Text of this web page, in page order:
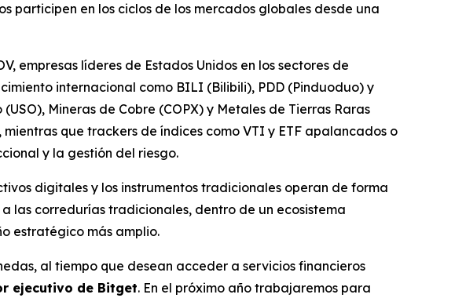
participen en los ciclos de los mercados globales desde una
empresas líderes de Estados Unidos en los sectores de
internacional como BILI (Bilibili), PDD (Pinduoduo) y
Mineras de Cobre (COPX) y Metales de Tierras Raras
que trackers de índices como VTI y ETF apalancados o
y la gestión del riesgo.
digitales y los instrumentos tradicionales operan de forma
las corredurías tradicionales, dentro de un ecosistema
estratégico más amplio.
al tiempo que desean acceder a servicios financieros
ejecutivo de Bitget. En el próximo año trabajaremos para